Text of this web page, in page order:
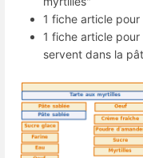
1 fiche article
1 fiche article
servent dans la